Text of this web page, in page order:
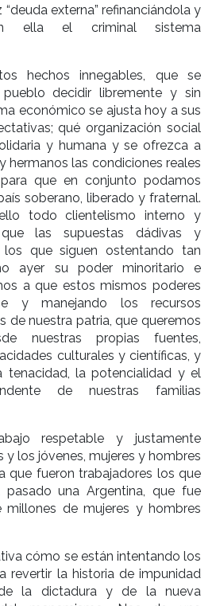
externa” refinanciándola y
ella el criminal sistema
hechos innegables, que se
decidir libremente y sin
económico se ajusta hoy a sus
qué organización social
y humana y se ofrezca a
hermanos las condiciones reales
que en conjunto podamos
soberano, liberado y fraternal.
todo clientelismo interno y
las supuestas dádivas y
los que siguen ostentando tan
ayer su poder minoritario e
a que estos mismos poderes
y manejando los recursos
de nuestra patria, que queremos
nuestras propias fuentes,
culturales y científicas, y
tenacidad, la potencialidad y el
de nuestras familias
respetable y justamente
y los jóvenes, mujeres y hombres
que fueron trabajadores los que
una Argentina, que fue
de mujeres y hombres
cómo se están intentando los
revertir la historia de impunidad
la dictadura y de la nueva